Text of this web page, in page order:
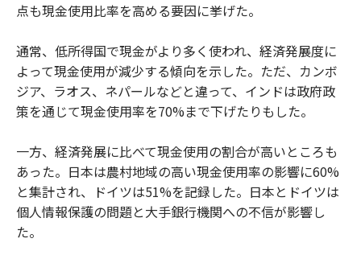
点も現金使用比率を高める要因に挙げた。
通常、低所得国で現金がより多く使われ、経済発展度に
よって現金使用が減少する傾向を示した。ただ、カンボ
ジア、ラオス、ネパールなどと違って、インドは政府政
策を通じて現金使用率を70%まで下げたりもした。
一方、経済発展に比べて現金使用の割合が高いところも
あった。日本は農村地域の高い現金使用率の影響に60%
と集計され、ドイツは51%を記録した。日本とドイツは
個人情報保護の問題と大手銀行機関への不信が影響し
た。